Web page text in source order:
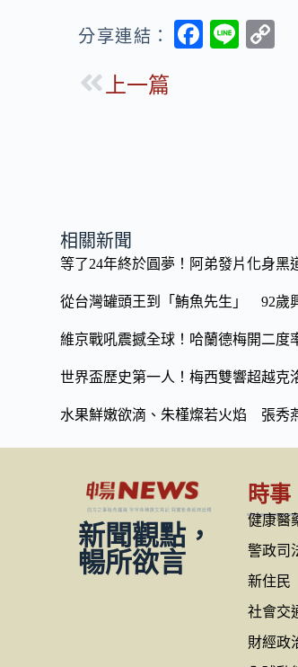
分享連結：
F
Li
上一篇
相關新聞
等了24年終於圓夢！阿弟發片化身
從台灣罐頭王到「鮪魚先生」 92歲
維京戰吼震撼全球！哈蘭德梅開二
世界盃歷史第一人！梅西雙響超越
水果鮮嫩欲滴、朱槿燦若火焰 張秀
新聞觀點，
暢所欲言
時事
健康醫
警政司
新住民
社會交
財經政